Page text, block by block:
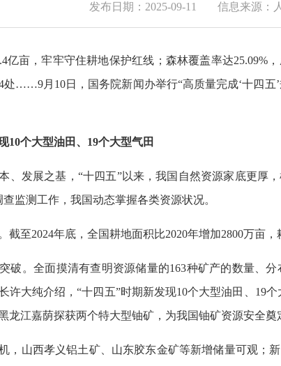
发布日期：2025-09-11 信息来源：
亿亩，牢牢守住耕地保护红线；森林覆盖率达25.09%
处……9月10日，国务院新闻办举行“高质量完成‘十四
10个大型油田、19个大型气田
、发展之基，“十四五”以来，我国自然资源家底更
监测工作，我国动态掌握各类资源状况。
截至2024年底，全国耕地面积比2020年增加2800万亩
破。全面摸清有查明资源储量的163种矿产的数量、
许大纯介绍，“十四五”时期新发现10个大型油田、19
龙江嘉荫探获两个特大型铀矿，为我国铀矿资源安全奠
，山西孝义铝土矿、山东胶东金矿等新增储量可观；